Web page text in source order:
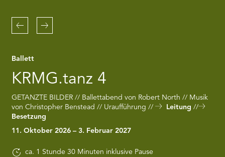
Ballett
KRMG.tanz 4
GETANZTE BILDER // Ballettabend von Robert North // Musik
von Christopher Benstead // Uraufführung
Leitung
Besetzung
11. Oktober 2026 – 3. Februar 2027
ca. 1 Stunde 30 Minuten inklusive Pause
to
load
trackers
that
are
disclosed
to
the
visitor.
website
Zurück Weiter